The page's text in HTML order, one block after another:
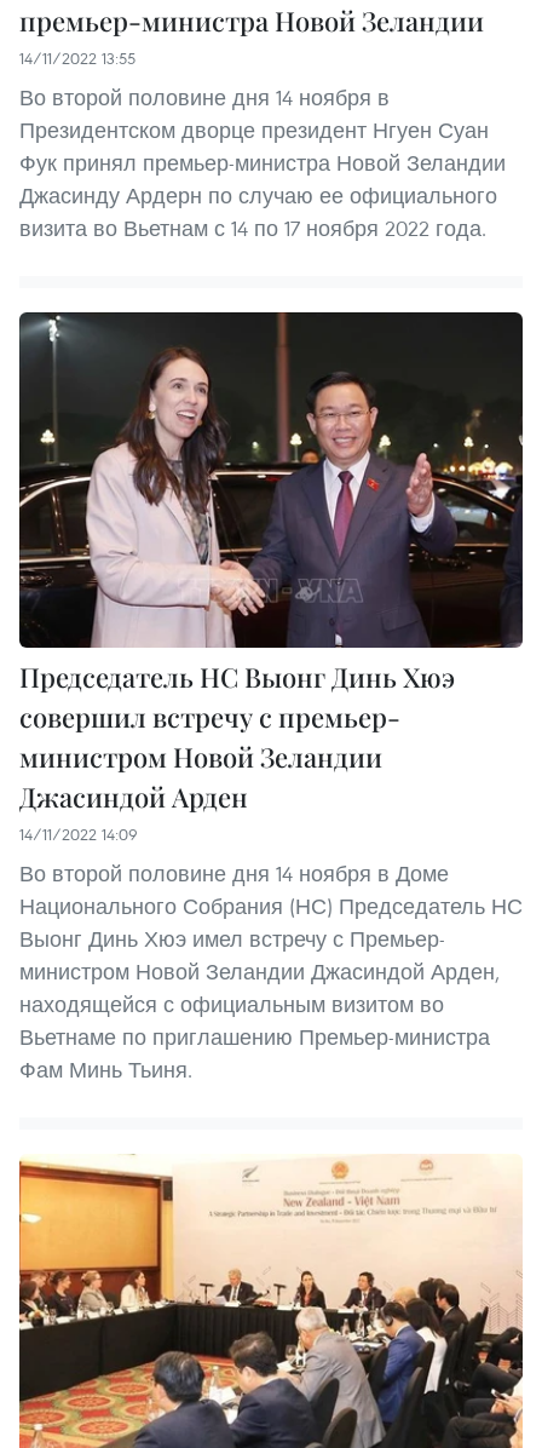
премьер-министра Новой Зеландии
14/11/2022 13:55
Во второй половине дня 14 ноября в
Президентском дворце президент Нгуен Суан
Фук принял премьер-министра Новой Зеландии
Джасинду Ардерн по случаю ее официального
визита во Вьетнам с 14 по 17 ноября 2022 года.
Председатель НС Выонг Динь Хюэ
совершил встречу с премьер-
министром Новой Зеландии
Джасиндой Арден
14/11/2022 14:09
Во второй половине дня 14 ноября в Доме
Национального Собрания (НС) Председатель НС
Выонг Динь Хюэ имел встречу с Премьер-
министром Новой Зеландии Джасиндой Арден,
находящейся с официальным визитом во
Вьетнаме по приглашению Премьер-министра
Фам Минь Тьиня.